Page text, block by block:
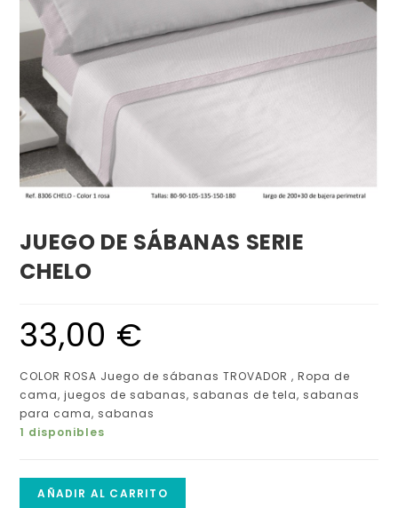
JUEGO DE SÁBANAS SERIE
CHELO
33,00 €
COLOR ROSA Juego de sábanas TROVADOR, Ropa de
cama, juegos de sabanas, sabanas de tela, sabanas
para cama, sabanas
1 disponibles
AÑADIR AL CARRITO